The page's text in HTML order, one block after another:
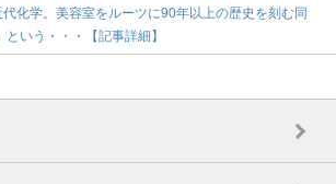
代化学。美容室をルーツに90年以上の歴史を刻む同
いう・・・【記事詳細】